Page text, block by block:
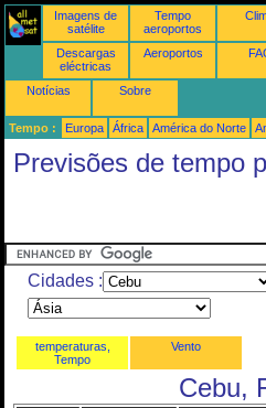
Imagens de
satélite
Tempo
aeroportos
Descargas
eléctricas
Aeroportos
Notícias Sobre
Tempo : Europa África América do Norte
Previsões de tempo
Cidades :
temperaturas,
Tempo
Vento
Cebu,